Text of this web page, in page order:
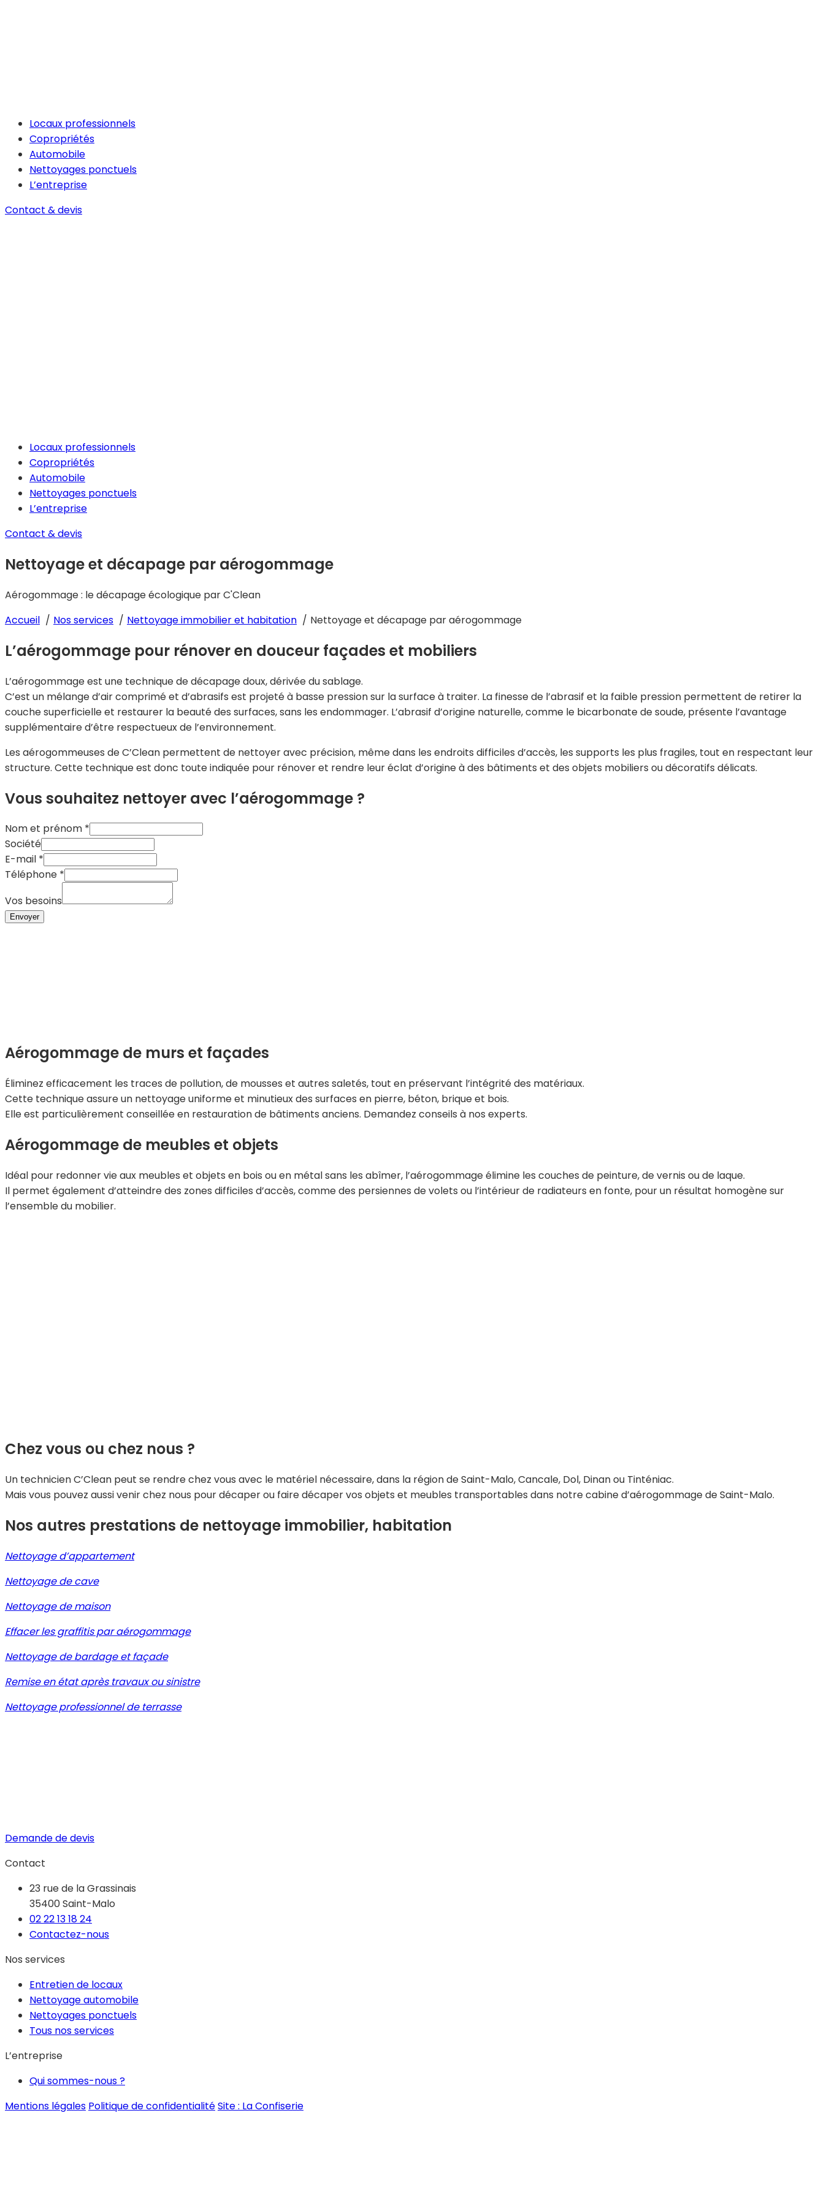
Locaux professionnels
Copropriétés
Automobile
Nettoyages ponctuels
L’entreprise
Contact & devis
Locaux professionnels
Copropriétés
Automobile
Nettoyages ponctuels
L’entreprise
Contact & devis
Nettoyage et décapage par aérogommage
Aérogommage : le décapage écologique par C'Clean
Accueil
Nos services Nettoyage immobilier et habitation Nettoyage et décapage par aérogommage
L’aérogommage pour rénover en douceur façades et mobiliers
L’aérogommage est une technique de décapage doux, dérivée du sablage.
C’est un mélange d’air comprimé et d’abrasifs est projeté à basse pression sur la surface à traiter. La finesse de l’abrasif et la faible pression permettent de retirer la
couche superficielle et restaurer la beauté des surfaces, sans les endommager. L’abrasif d’origine naturelle, comme le bicarbonate de soude, présente l’avantage
supplémentaire d’être respectueux de l’environnement.
Les aérogommeuses de C’Clean permettent de nettoyer avec précision, même dans les endroits difficiles d’accès, les supports les plus fragiles, tout en respectant leur
structure. Cette technique est donc toute indiquée pour rénover et rendre leur éclat d’origine à des bâtiments et des objets mobiliers ou décoratifs délicats.
Vous souhaitez nettoyer avec l’aérogommage ?
Nom et prénom *
Vos
Société
E-
Société
E-mail *
Téléphone *
Vos besoins
Envoyer
Aérogommage de murs et façades
Éliminez efficacement les traces de pollution, de mousses et autres saletés, tout en préservant l’intégrité des matériaux.
Cette technique assure un nettoyage uniforme et minutieux des surfaces en pierre, béton, brique et bois.
Elle est particulièrement conseillée en restauration de bâtiments anciens. Demandez conseils à nos experts.
Aérogommage de meubles et objets
Idéal pour redonner vie aux meubles et objets en bois ou en métal sans les abîmer, l’aérogommage élimine les couches de peinture, de vernis ou de laque.
Il permet également d’atteindre des zones difficiles d’accès, comme des persiennes de volets ou l’intérieur de radiateurs en fonte, pour un résultat homogène sur
l’ensemble du mobilier.
Chez vous ou chez nous ?
Un technicien C’Clean peut se rendre chez vous avec le matériel nécessaire, dans la région de Saint-Malo, Cancale, Dol, Dinan ou Tinténiac.
Mais vous pouvez aussi venir chez nous pour décaper ou faire décaper vos objets et meubles transportables dans notre cabine d’aérogommage de Saint-Malo.
Nos autres prestations de nettoyage immobilier, habitation
Nettoyage d’appartement
Nettoyage de cave
Nettoyage de maison
Effacer les graffitis par aérogommage
Nettoyage de bardage et façade
Remise en état après travaux ou sinistre
Nettoyage professionnel de terrasse
Demande de devis
Contact
23 rue de la Grassinais
35400 Saint-Malo
02 22 13 18 24
Contactez-nous
Nos services
Entretien de locaux
Nettoyage automobile
Nettoyages ponctuels
Tous nos services
L’entreprise
Qui sommes-nous ?
Mentions légales Politique de confidentialitéSite : La Confiserie